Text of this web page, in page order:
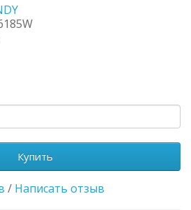
Купить
/ Написать отзыв